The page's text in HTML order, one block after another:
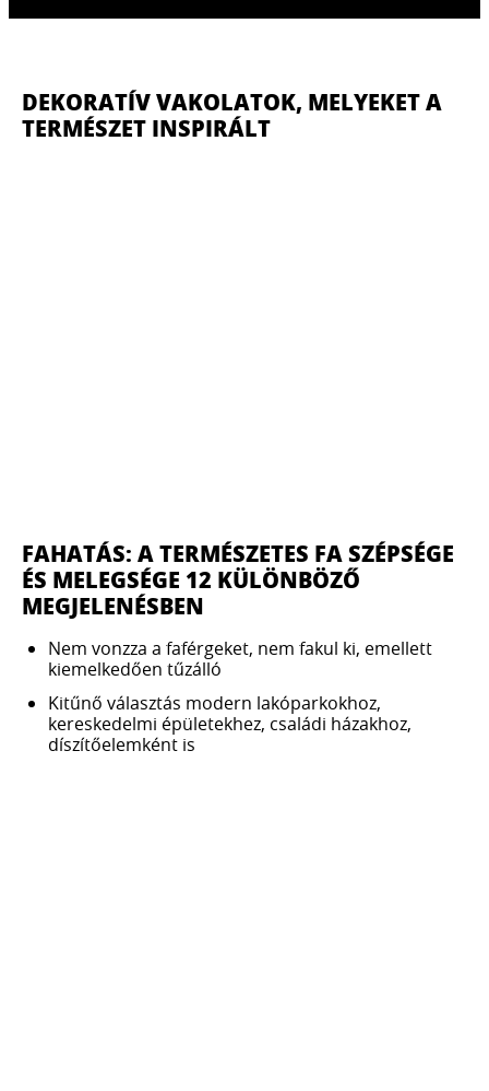
DEKORATÍV VAKOLATOK, MELYEKET A
TERMÉSZET INSPIRÁLT
FAHATÁS: A TERMÉSZETES FA SZÉPSÉGE
ÉS MELEGSÉGE 12 KÜLÖNBÖZŐ
MEGJELENÉSBEN
Nem vonzza a faférgeket, nem fakul ki, emellett
kiemelkedően tűzálló
Kitűnő választás modern lakóparkokhoz,
kereskedelmi épületekhez, családi házakhoz,
díszítőelemként is